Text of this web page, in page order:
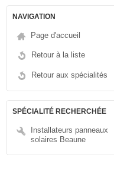
NAVIGATION
Page d'accueil
Retour à la liste
Retour aux spécialités
SPÉCIALITÉ RECHERCHÉE
Installateurs panneaux
solaires Beaune